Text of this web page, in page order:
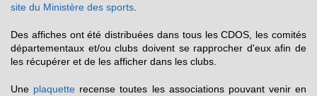
site du Ministère des sports
Des affiches ont été distribuées dans tous les CDOS, les comités
départementaux et/ou clubs doivent se rapprocher d'eux afin de
les récupérer et de les afficher dans les clubs.
Une plaquette recense toutes les associations pouvant venir en